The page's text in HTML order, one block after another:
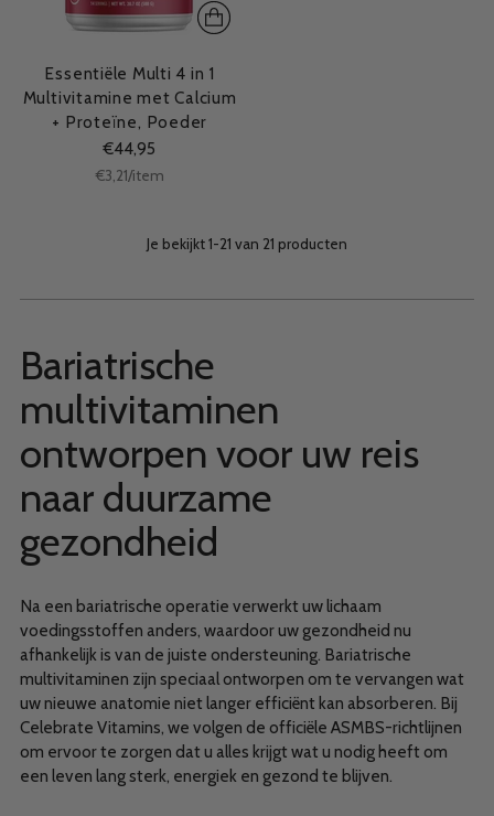
Essentiële Multi 4 in 1
Multivitamine met Calcium
+ Proteïne, Poeder
€44,95
Stukprijs
€3,21/per
item
Je bekijkt 1-21 van 21 producten
Bariatrische
multivitaminen
ontworpen voor uw reis
naar duurzame
gezondheid
Na een bariatrische operatie verwerkt uw lichaam
voedingsstoffen anders, waardoor uw gezondheid nu
afhankelijk is van de juiste ondersteuning. Bariatrische
multivitaminen zijn speciaal ontworpen om te vervangen wat
uw nieuwe anatomie niet langer efficiënt kan absorberen. Bij
Celebrate Vitamins, we volgen de officiële ASMBS-richtlijnen
om ervoor te zorgen dat u alles krijgt wat u nodig heeft om
een leven lang sterk, energiek en gezond te blijven.